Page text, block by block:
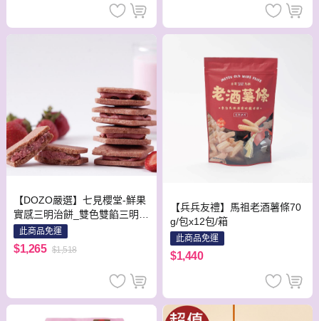
【DOZO嚴選】七見櫻堂-鮮果
實感三明治餅_雙色雙餡三明治
餅（草莓x1盒+鳳梨酥x1盒+伯
爵檸檬x1盒+焦糖蘋果x1盒）_
1盒5入共4盒/組
此商品免運
$1,265 $1,518
【兵兵友禮】馬祖老酒薯條70
g/包x12包/箱
此商品免運
$1,440